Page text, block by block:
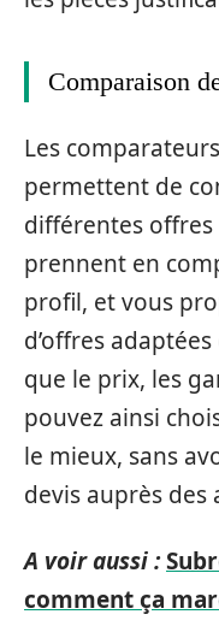
Comparaison
Les
permettent de
différentes offres
prennent en
profil, et vous
d’offres
que le prix, les
pouvez ainsi
le mieux, sans
devis auprès des
A voir aussi :
comment ça